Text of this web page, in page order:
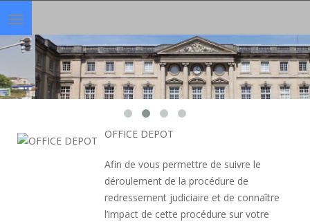
Toggle
navigation
OFFICE DEPOT
Afin de vous permettre de suivre le
déroulement de la procédure de
redressement judiciaire et de connaître
l’impact de cette procédure sur votre